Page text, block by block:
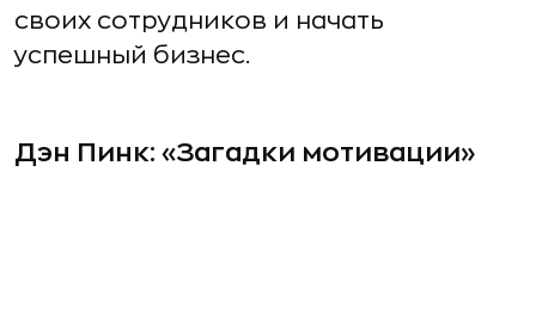
своих сотрудников и начать
успешный бизнес.
Дэн Пинк: «Загадки мотивации»